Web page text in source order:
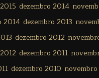
dezembro 2014
2014 dezembro 2013
dezembro 2012
dezembro 2011
dezembro 2010